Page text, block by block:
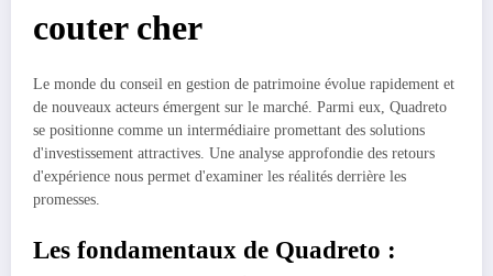
couter cher
Le monde du conseil en gestion de patrimoine évolue rapidement et
de nouveaux acteurs émergent sur le marché. Parmi eux, Quadreto
se positionne comme un intermédiaire promettant des solutions
d'investissement attractives. Une analyse approfondie des retours
d'expérience nous permet d'examiner les réalités derrière les
promesses.
Les fondamentaux de Quadreto :